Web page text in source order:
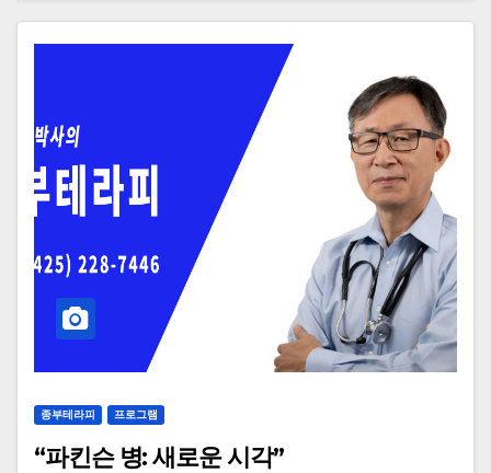
종부테라피 프로그램
“파킨슨 병: 새로운 시각”